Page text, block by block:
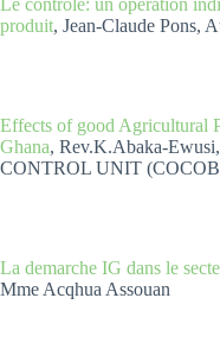
produit, Jean-Claude Pons,
Effects of good Agricultural
Ghana, Rev.K.Abaka-
CONTROL UNIT
La demarche IG dans le
Mme Acqhua Assouan